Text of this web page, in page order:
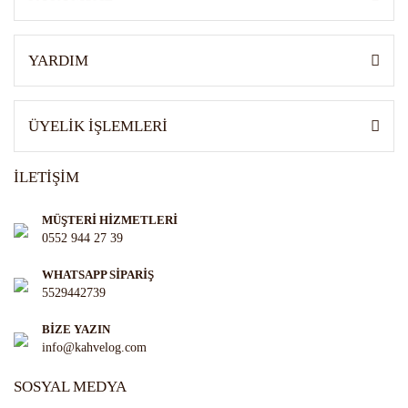
YARDIM
ÜYELİK İŞLEMLERİ
İLETİŞİM
MÜŞTERİ HİZMETLERİ
0552 944 27 39
WHATSAPP SİPARİŞ
5529442739
BİZE YAZIN
info@kahvelog.com
SOSYAL MEDYA